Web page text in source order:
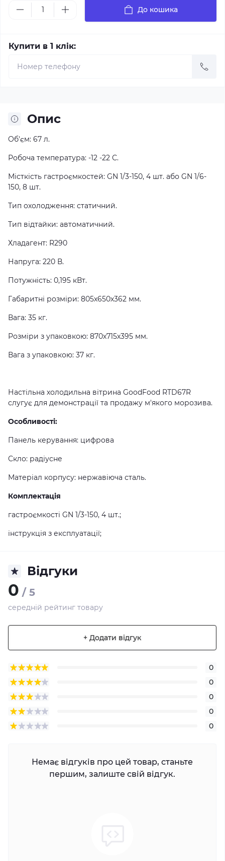
До кошика
Купити в 1 клік:
Опис
Об'єм: 67 л.
Робоча температура: -12 -22 С.
Місткість гастроємкостей: GN 1/3-150, 4 шт. або GN 1/6-
150, 8 шт.
Тип охолодження: статичний.
Тип відтайки: автоматичний.
Хладагент: R290
Напруга: 220 В.
Потужність: 0,195 кВт.
Габаритні розміри: 805х650х362 мм.
Вага: 35 кг.
Розміри з упаковкою: 870х715х395 мм.
Вага з упаковкою: 37 кг.
Настільна холодильна вітрина GoodFood RTD67R
слугує для демонстрації та продажу м'якого морозива.
Особливості:
Панель керування: цифрова
Скло: радіусне
Матеріал корпусу: нержавіюча сталь.
Комплектація
гастроємкості GN 1/3-150, 4 шт.;
інструкція з експлуатації;
Відгуки
0 / 5
середній рейтинг товару
+ Додати відгук
0
0
0
0
0
Немає відгуків про цей товар, станьте
першим, залиште свій відгук.